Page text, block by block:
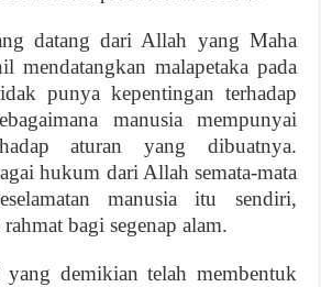
datang dari Allah yang Maha
mendatangkan malapetaka pada
punya kepentingan terhadap
manusia mempunyai
aturan yang dibuatnya.
hukum dari Allah semata-mata
manusia itu sendiri,
bagi segenap alam.
yang demikian telah membentuk